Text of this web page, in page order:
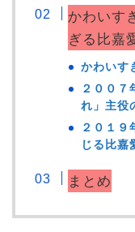
かわいす
ぎる比嘉
かわいす
２００７
れ」主役
２０１９
じる比嘉
まとめ